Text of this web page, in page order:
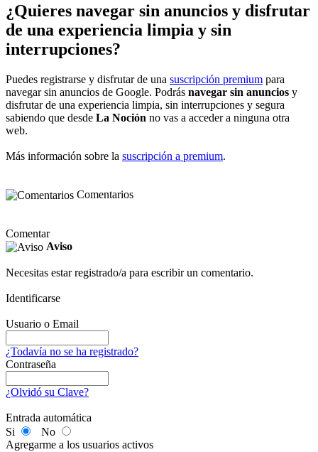
¿Quieres navegar sin anuncios y disfrutar
de una experiencia limpia y sin
interrupciones?
Puedes registrarse y disfrutar de una suscripción premium para
navegar sin anuncios de Google. Podrás navegar sin anuncios y
disfrutar de una experiencia limpia, sin interrupciones y segura
sabiendo que desde La Noción no vas a acceder a ninguna otra
web.
Más información sobre la suscripción a premium.
Comentarios
Comentar
Aviso
Necesitas estar registrado/a para escribir un comentario.
Identificarse
Usuario o Email
¿Todavía no se ha registrado?
Contraseña
¿Olvidó su Clave?
Entrada automática
Si
No
Agregarme a los usuarios activos